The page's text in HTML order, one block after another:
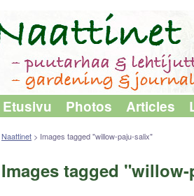
Etusivu Photos Articles
Naattinet > Images tagged "willow-paju-salix"
Images tagged